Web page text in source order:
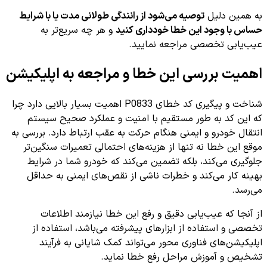
به همین دلیل توصیه می‌شود از رانندگی طولانی مدت یا با شرایط
حساس با وجود این خطا خودداری کنید و هر چه سریع‌تر به
عیب‌یابی تخصصی مراجعه نمایید.
اهمیت بررسی این خطا و مراجعه به اپلیکیشن
شناخت و پیگیری کد خطای P0833 اهمیت بسیار بالایی دارد چرا
که این کد به طور مستقیم با امنیت و عملکرد صحیح سیستم
انتقال خودرو و ایمنی هنگام حرکت به عقب ارتباط دارد. بررسی به
موقع این خطا نه تنها از هزینه‌های احتمالی تعمیرات سنگین‌تر
جلوگیری می‌کند، بلکه تضمین می‌کند که خودرو شما در شرایط
بهینه کار می‌کند و خطرات ناشی از نقص‌های ایمنی به حداقل
می‌رسد.
از آنجا که عیب‌یابی دقیق و رفع این خطا نیازمند اطلاعات
تخصصی و استفاده از ابزارهای پیشرفته می‌باشد، استفاده از
اپلیکیشن‌های فناوری محور می‌تواند کمک شایانی به فرآیند
تشخیص و آموزش مراحل رفع خطا نماید.